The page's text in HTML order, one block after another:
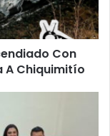
Con
A Chiquimitío